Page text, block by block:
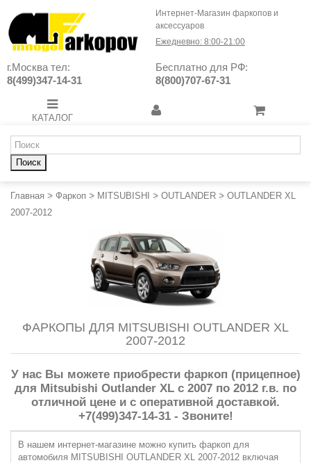
Интернет-Магазин фаркопов и
аксессуаров
Ежедневно: 8:00-21:00
г.Москва тел:
8(499)347-14-31
Бесплатно для РФ:
8(800)707-67-31
КАТАЛОГ
Поиск
Главная > Фаркоп > MITSUBISHI > OUTLANDER > OUTLANDER XL
2007-2012
ФАРКОПЫ ДЛЯ MITSUBISHI OUTLANDER XL
2007-2012
У нас Вы можете приобрести фаркоп (прицепное)
для Mitsubishi Outlander XL с 2007 по 2012 г.в. по
отличной цене и с оперативной доставкой.
+7(499)347-14-31 - Звоните!
В нашем интернет-магазине можно купить фаркоп для
автомобиля MITSUBISHI OUTLANDER XL 2007-2012 включая